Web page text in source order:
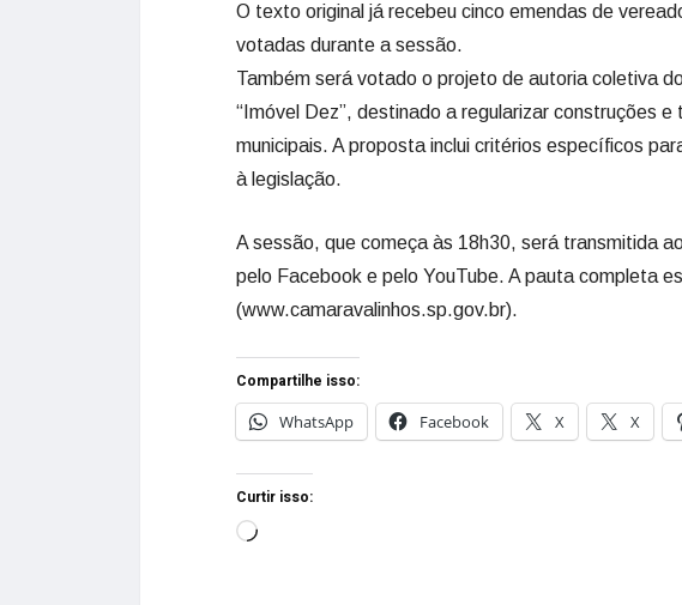
O texto original já recebeu cinco emendas de
votadas durante a sessão.
Também será votado o projeto de autoria coletiva
“Imóvel Dez”, destinado a regularizar construções
municipais. A proposta inclui critérios específicos
à legislação.
A sessão, que começa às 18h30, será transmitida
pelo Facebook e pelo YouTube. A pauta completa
(www.camaravalinhos.sp.gov.br).
Compartilhe isso:
WhatsApp
Facebook X X
Curtir isso: